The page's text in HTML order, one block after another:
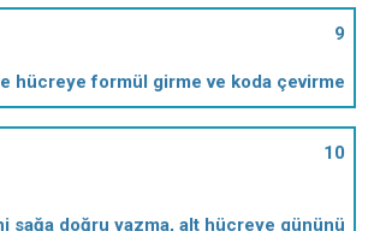
9
hücreye formül girme ve koda çevirme
10
sağa doğru yazma, alt hücreye gününü